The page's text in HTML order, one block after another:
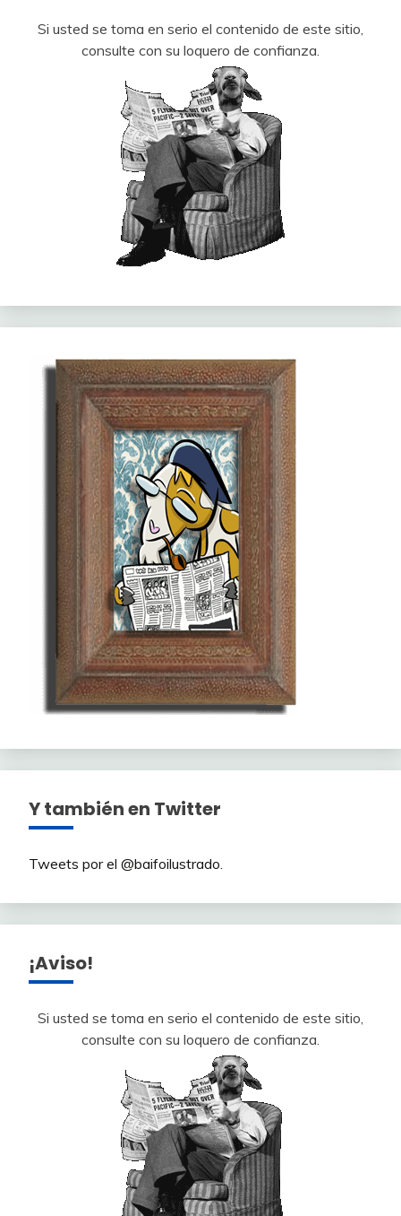
Si usted se toma en serio el contenido de este sitio,
consulte con su loquero de confianza.
Y también en Twitter
Tweets por el @baifoilustrado.
¡Aviso!
Si usted se toma en serio el contenido de este sitio,
consulte con su loquero de confianza.